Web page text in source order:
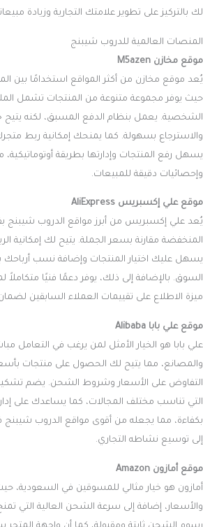
لك بالتركيز على تطوير علامتك التجارية وزيادة
المنصات العالمية للدروب شيبنج
موقع مخازن M5azen
يُعد موقع مخازن من أكثر المواقع استخدامًا بين
حيث يوفر مجموعة متنوعة من المنتجات تشمل
الشخصية. يعمل بنظام الدفع المسبق، لكنه يتيح
والاسترجاع بسهولة. كما يمنحك إمكانية ربط
يسهل رفع المنتجات وإدارتها بطريقة أوتوماتيكية،
وإحصائيات دقيقة للمبيعات.
موقع علي إكسبريس AliExpress
يُعد علي إكسبريس من أبرز مواقع الدروب شيبنج
المنخفضة مقارنة بسعر الجملة. يتيح لك إمكانية
يسهل عليك اختيار المنتجات وإضافة نسب أرباحك
السوق. بالإضافة إلى ذلك، يوفر دعمًا فنيًا متكاملاً
ميزة الاطلاع على تقييمات العملاء السابقين
موقع علي بابا Alibaba
علي بابا هو الخيار الأمثل لمن يرغب في التعامل
والمصانع، مما يتيح لك الحصول على منتجات
التفاوض على الأسعار وشروط الشحن. يضم
التي تناسب مختلف المجالات، كما يساعدك على
بكفاءة، مما يجعله من أقوى مواقع الدروب
إلى توسيع نشاطه التجاري.
موقع أمازون Amazon
أمازون هو خيار مثالي للمسوقين في السعودية،
والأسعار، إضافة إلى سرعة الشحن العالية التي